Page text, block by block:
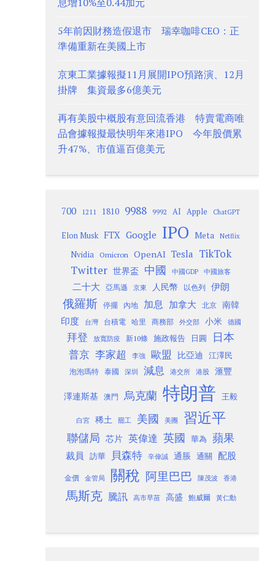
5年前因財務造假退市 瑞幸咖啡CEO：正
準備重新在美國上市
京東工業據報擬11月展開IPO預路演、12月
掛牌 集資最多6億美元
再有美股中概股有意回流香港 特賣電商唯
品會據報擬最快明年來港IPO 今年股價累
升47%、市值逼百億美元
700 1211 1810 9988 9992 AI Apple ChatGPT
Elon Musk FTX Google IPO Meta Netflix
Nvidia Omicron OpenAI Tesla TikTok
Twitter 世界盃 中國 中國GDP 中國旅客
二十大 亞馬遜 京東 人民幣 以色列 伊朗
俄羅斯 停擺 內地 加息 加拿大 北京
南韓
印度
台灣 台積電 哈里 商務部 外交部 小米 德國
拜登 放寬防疫 新10條 施政報告 日圓 日本
普京 李家超 李強 歐盟 比亞迪 江澤民
泡泡瑪特 泰國 深圳 減息 港交所 港股 滙豐
澤連斯基 澳門 烏克蘭 特朗普 王毅
白宮 稀土 罷工 美國 美團 習近平
聯儲局 芯片 英偉達 英國 華為 蘋果
裁員 訪華 貝森特 辛偉誠 通脹 通關 配股
金價 金管局 關稅 阿里巴巴 陳茂波 香港
馬斯克 騰訊 高市早苗 高盛 鮑威爾 黃仁勳